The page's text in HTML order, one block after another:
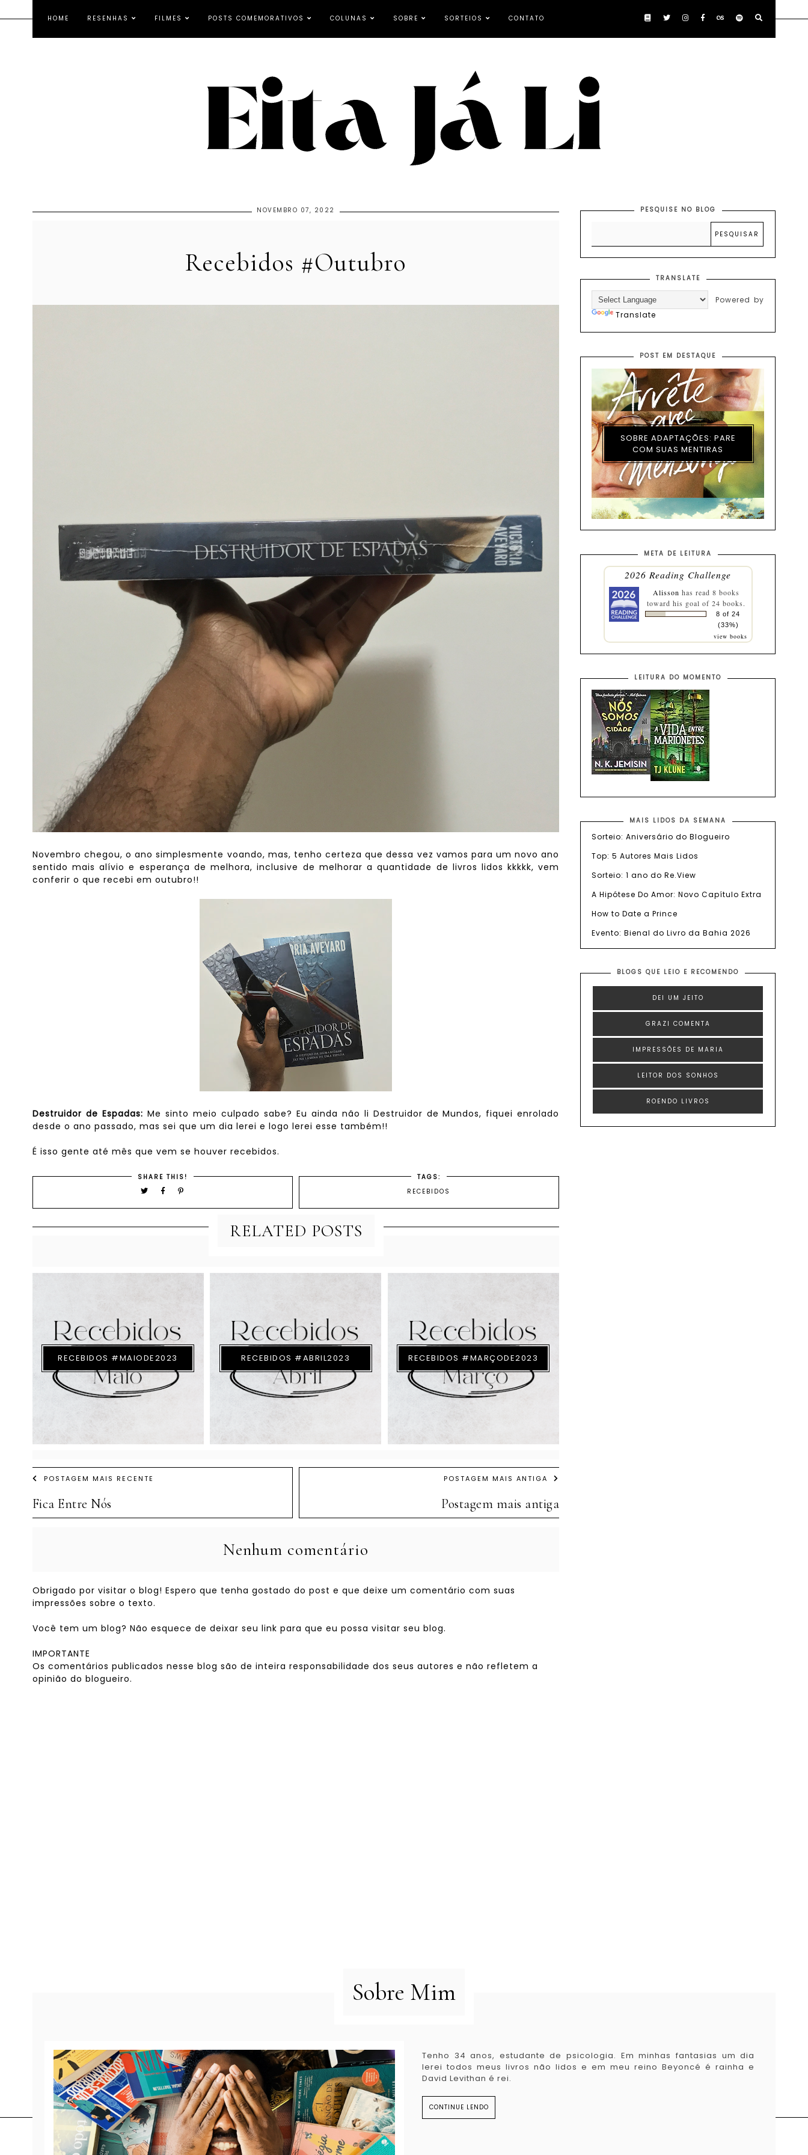
HOME RESENHAS FILMES POSTS COMEMORATIVOS COLUNAS SOBRE SORTEIOS CONTATO
NOVEMBRO 07, 2022
Recebidos #Outubro
Novembro chegou, o ano simplesmente voando, mas, tenho certeza que dessa vez vamos para um novo ano
sentido mais alívio e esperança de melhora, inclusive de melhorar a quantidade de livros lidos kkkkk, vem
conferir o que recebi em outubro!!
Destruidor de Espadas: Me sinto meio culpado sabe? Eu ainda não li Destruidor de Mundos, fiquei enrolado
desde o ano passado, mas sei que um dia lerei e logo lerei esse também!!
É isso gente até mês que vem se houver recebidos.
SHARE THIS!
TAGS:
RECEBIDOS
RELATED POSTS
RECEBIDOS #MAIODE2023 RECEBIDOS #ABRIL2023 RECEBIDOS #MARÇODE2023
POSTAGEM MAIS RECENTE
Fica Entre Nós
POSTAGEM MAIS ANTIGA
Postagem mais antiga
Nenhum comentário
Obrigado por visitar o blog! Espero que tenha gostado do post e que deixe um comentário com suas
impressões sobre o texto.
Você tem um blog? Não esquece de deixar seu link para que eu possa visitar seu blog.
IMPORTANTE
Os comentários publicados nesse blog são de inteira responsabilidade dos seus autores e não refletem a
opinião do blogueiro.
PESQUISE NO BLOG
TRANSLATE
Powered by
Translate
POST EM DESTAQUE
SOBRE ADAPTAÇÕES: PARE
COM SUAS MENTIRAS
META DE LEITURA
2026 Reading Challenge
Alisson has read 8 books
toward his goal of 24 books.
8 of 24
(33%)
view books
LEITURA DO MOMENTO
MAIS LIDOS DA SEMANA
Sorteio: Aniversário do Blogueiro
Top: 5 Autores Mais Lidos
Sorteio: 1 ano do Re.View
A Hipótese Do Amor: Novo Capítulo Extra
How to Date a Prince
Evento: Bienal do Livro da Bahia 2026
BLOGS QUE LEIO E RECOMENDO
DEI UM JEITO
GRAZI COMENTA
IMPRESSÕES DE MARIA
LEITOR DOS SONHOS
ROENDO LIVROS
Sobre Mim
Tenho 34 anos, estudante de psicologia. Em minhas fantasias um dia
lerei todos meus livros não lidos e em meu reino Beyoncé é rainha e
David Levithan é rei.
CONTINUE LENDO